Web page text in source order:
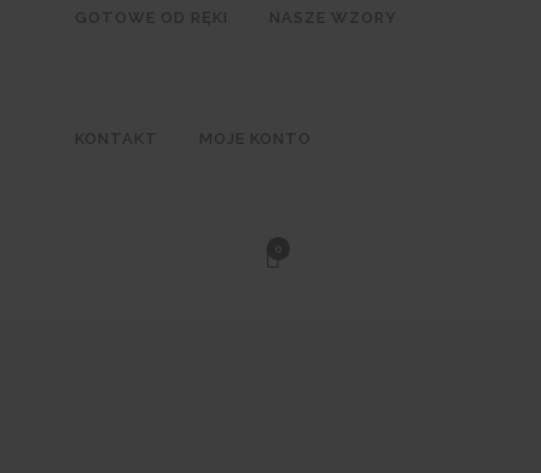
GOTOWE OD RĘKI NASZE WZORY
KONTAKT MOJE KONTO
0